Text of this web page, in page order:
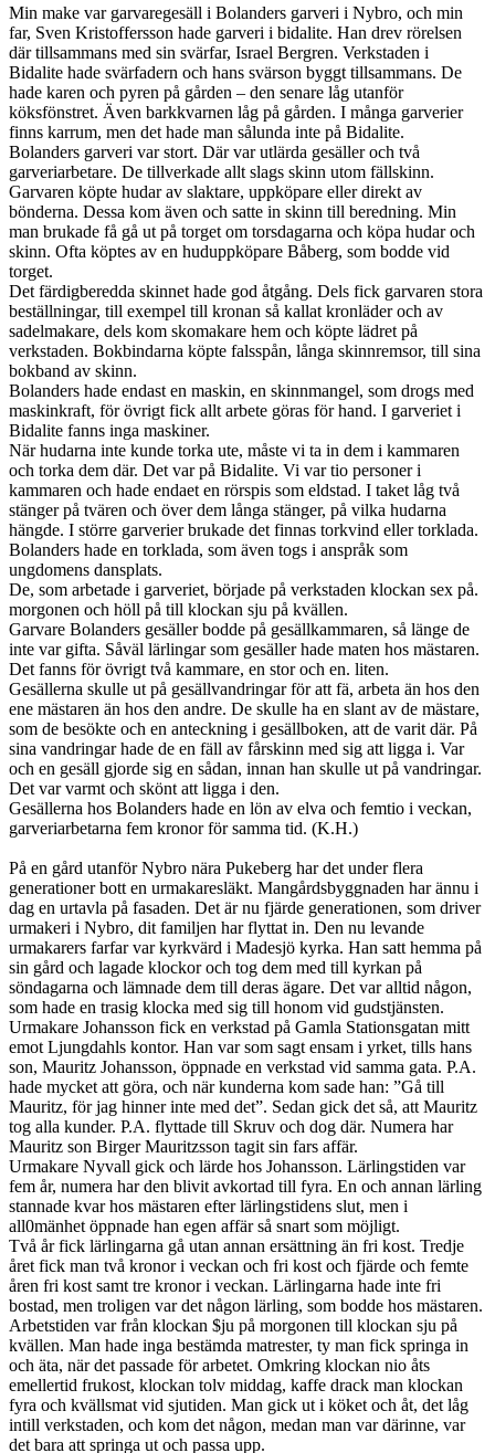
Min make var garvaregesäll i Bolanders garveri i Nybro, och min
far, Sven Kristoffersson hade garveri i bidalite. Han drev rörelsen
där tillsammans med sin svärfar, Israel Bergren. Verkstaden i
Bidalite hade svärfadern och hans svärson byggt tillsammans. De
hade karen och pyren på gården – den senare låg utanför
köksfönstret. Även barkkvarnen låg på gården. I många garverier
finns karrum, men det hade man sålunda inte på Bidalite.
Bolanders garveri var stort. Där var utlärda gesäller och två
garveriarbetare. De tillverkade allt slags skinn utom fällskinn.
Garvaren köpte hudar av slaktare, uppköpare eller direkt av
bönderna. Dessa kom även och satte in skinn till beredning. Min
man brukade få gå ut på torget om torsdagarna och köpa hudar och
skinn. Ofta köptes av en huduppköpare Båberg, som bodde vid
torget.
Det färdigberedda skinnet hade god åtgång. Dels fick garvaren stora
beställningar, till exempel till kronan så kallat kronläder och av
sadelmakare, dels kom skomakare hem och köpte lädret på
verkstaden. Bokbindarna köpte falsspån, långa skinnremsor, till sina
bokband av skinn.
Bolanders hade endast en maskin, en skinnmangel, som drogs med
maskinkraft, för övrigt fick allt arbete göras för hand. I garveriet i
Bidalite fanns inga maskiner.
När hudarna inte kunde torka ute, måste vi ta in dem i kammaren
och torka dem där. Det var på Bidalite. Vi var tio personer i
kammaren och hade endaet en rörspis som eldstad. I taket låg två
stänger på tvären och över dem långa stänger, på vilka hudarna
hängde. I större garverier brukade det finnas torkvind eller torklada.
Bolanders hade en torklada, som även togs i anspråk som
ungdomens dansplats.
De, som arbetade i garveriet, började på verkstaden klockan sex på.
morgonen och höll på till klockan sju på kvällen.
Garvare Bolanders gesäller bodde på gesällkammaren, så länge de
inte var gifta. Såväl lärlingar som gesäller hade maten hos mästaren.
Det fanns för övrigt två kammare, en stor och en. liten.
Gesällerna skulle ut på gesällvandringar för att fä, arbeta än hos den
ene mästaren än hos den andre. De skulle ha en slant av de mästare,
som de besökte och en anteckning i gesällboken, att de varit där. På
sina vandringar hade de en fäll av fårskinn med sig att ligga i. Var
och en gesäll gjorde sig en sådan, innan han skulle ut på vandringar.
Det var varmt och skönt att ligga i den.
Gesällerna hos Bolanders hade en lön av elva och femtio i veckan,
garveriarbetarna fem kronor för samma tid. (K.H.)
På en gård utanför Nybro nära Pukeberg har det under flera
generationer bott en urmakaresläkt. Mangårdsbyggnaden har ännu i
dag en urtavla på fasaden. Det är nu fjärde generationen, som driver
urmakeri i Nybro, dit familjen har flyttat in. Den nu levande
urmakarers farfar var kyrkvärd i Madesjö kyrka. Han satt hemma på
sin gård och lagade klockor och tog dem med till kyrkan på
söndagarna och lämnade dem till deras ägare. Det var alltid någon,
som hade en trasig klocka med sig till honom vid gudstjänsten.
Urmakare Johansson fick en verkstad på Gamla Stationsgatan mitt
emot Ljungdahls kontor. Han var som sagt ensam i yrket, tills hans
son, Mauritz Johansson, öppnade en verkstad vid samma gata. P.A.
hade mycket att göra, och när kunderna kom sade han: ”Gå till
Mauritz, för jag hinner inte med det”. Sedan gick det så, att Mauritz
tog alla kunder. P.A. flyttade till Skruv och dog där. Numera har
Mauritz son Birger Mauritzsson tagit sin fars affär.
Urmakare Nyvall gick och lärde hos Johansson. Lärlingstiden var
fem år, numera har den blivit avkortad till fyra. En och annan lärling
stannade kvar hos mästaren efter lärlingstidens slut, men i
all0mänhet öppnade han egen affär så snart som möjligt.
Två år fick lärlingarna gå utan annan ersättning än fri kost. Tredje
året fick man två kronor i veckan och fri kost och fjärde och femte
åren fri kost samt tre kronor i veckan. Lärlingarna hade inte fri
bostad, men troligen var det någon lärling, som bodde hos mästaren.
Arbetstiden var från klockan $ju på morgonen till klockan sju på
kvällen. Man hade inga bestämda matrester, ty man fick springa in
och äta, när det passade för arbetet. Omkring klockan nio åts
emellertid frukost, klockan tolv middag, kaffe drack man klockan
fyra och kvällsmat vid sjutiden. Man gick ut i köket och åt, det låg
intill verkstaden, och kom det någon, medan man var därinne, var
det bara att springa ut och passa upp.